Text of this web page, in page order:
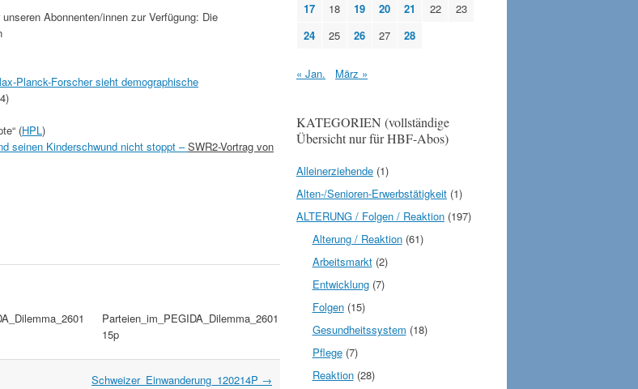
Abonnenten/innen zur Verfügung: Die
Planck-Forscher sieht demographische
(HPL)
seinen Kinderschwund nicht stoppt –SWR2-Vortrag von
Parteien_im_PEGIDA_Dilemma_2601
15p
Schweizer_Einwanderung_120214P →
17
18 19 20 21 22
23
24
25 26 27 28
« Jan. März »
KATEGORIEN (vollständige
Übersicht nur für HBF-Abos)
Alleinerziehende (1)
Alten-/Senioren-Erwerbstätigkeit (1)
ALTERUNG / Folgen / Reaktion (197)
Alterung / Reaktion(61)
Arbeitsmarkt(2)
Entwicklung(7)
Folgen(15)
Gesundheitssystem (18)
Pflege(7)
Reaktion(28)